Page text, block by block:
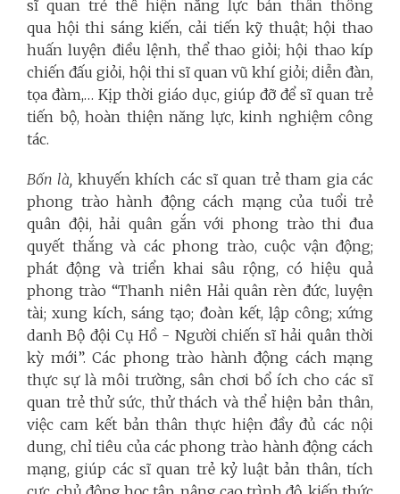
sĩ quan trẻ thể hiện năng lực bản thân thông
qua hội thi sáng kiến, cải tiến kỹ thuật; hội thao
huấn luyện điều lệnh, thể thao giỏi; hội thao kíp
chiến đấu giỏi, hội thi sĩ quan vũ khí giỏi; diễn đàn,
tọa đàm,… Kịp thời giáo dục, giúp đỡ để sĩ quan trẻ
tiến bộ, hoàn thiện năng lực, kinh nghiệm công
tác.
Bốn là, khuyến khích các sĩ quan trẻ tham gia các
phong trào hành động cách mạng của tuổi trẻ
quân đội, hải quân gắn với phong trào thi đua
quyết thắng và các phong trào, cuộc vận động;
phát động và triển khai sâu rộng, có hiệu quả
phong trào “Thanh niên Hải quân rèn đức, luyện
tài; xung kích, sáng tạo; đoàn kết, lập công; xứng
danh Bộ đội Cụ Hồ - Người chiến sĩ hải quân thời
kỳ mới”. Các phong trào hành động cách mạng
thực sự là môi trường, sân chơi bổ ích cho các sĩ
quan trẻ thử sức, thử thách và thể hiện bản thân,
việc cam kết bản thân thực hiện đầy đủ các nội
dung, chỉ tiêu của các phong trào hành động cách
mạng, giúp các sĩ quan trẻ kỷ luật bản thân, tích